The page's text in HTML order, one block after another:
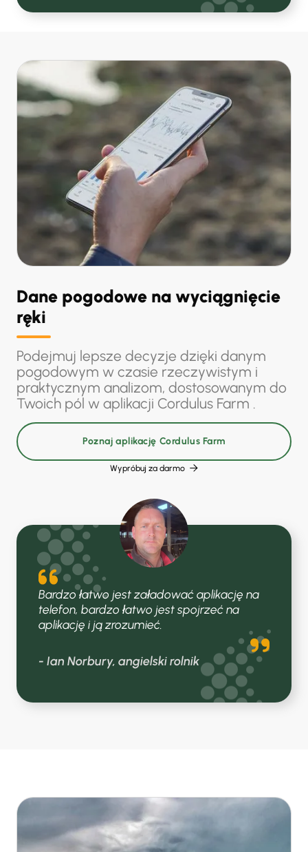
Dane pogodowe na wyciągnięcie
ręki
Podejmuj lepsze decyzje dzięki danym
pogodowym w czasie rzeczywistym i
praktycznym analizom, dostosowanym do
Twoich pól w aplikacji Cordulus Farm .
Poznaj aplikację Cordulus Farm
Wypróbuj za darmo 
Bardzo łatwo jest załadować aplikację na
telefon, bardzo łatwo jest spojrzeć na
aplikację i ją zrozumieć.
- Ian Norbury, angielski rolnik